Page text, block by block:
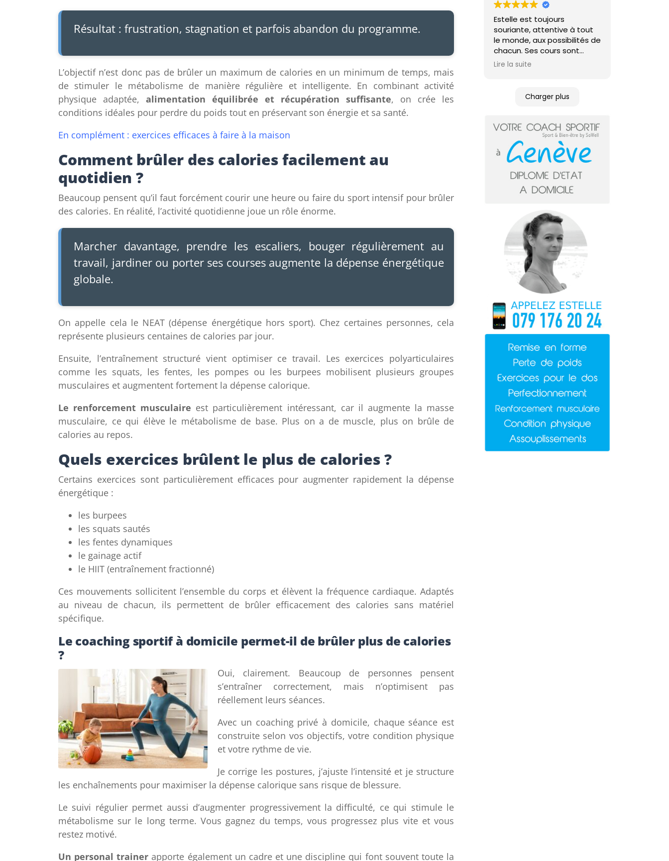
Résultat : frustration, stagnation et parfois abandon du programme.
L’objectif n’est donc pas de brûler un maximum de calories en un minimum de temps, mais
de stimuler le métabolisme de manière régulière et intelligente. En combinant activité
physique adaptée, alimentation équilibrée et récupération suffisante, on crée les
conditions idéales pour perdre du poids tout en préservant son énergie et sa santé.
En complément : exercices efficaces à faire à la maison
Comment brûler des calories facilement au
quotidien ?
Beaucoup pensent qu’il faut forcément courir une heure ou faire du sport intensif pour brûler
des calories. En réalité, l’activité quotidienne joue un rôle énorme.
Marcher davantage, prendre les escaliers, bouger régulièrement au
travail, jardiner ou porter ses courses augmente la dépense énergétique
globale.
On appelle cela le NEAT (dépense énergétique hors sport). Chez certaines personnes, cela
représente plusieurs centaines de calories par jour.
Ensuite, l’entraînement structuré vient optimiser ce travail. Les exercices polyarticulaires
comme les squats, les fentes, les pompes ou les burpees mobilisent plusieurs groupes
musculaires et augmentent fortement la dépense calorique.
Le renforcement musculaire est particulièrement intéressant, car il augmente la masse
musculaire, ce qui élève le métabolisme de base. Plus on a de muscle, plus on brûle de
calories au repos.
Quels exercices brûlent le plus de calories ?
Certains exercices sont particulièrement efficaces pour augmenter rapidement la dépense
énergétique :
les burpees
les squats sautés
les fentes dynamiques
le gainage actif
le HIIT (entraînement fractionné)
Ces mouvements sollicitent l’ensemble du corps et élèvent la fréquence cardiaque. Adaptés
au niveau de chacun, ils permettent de brûler efficacement des calories sans matériel
spécifique.
Le coaching sportif à domicile permet-il de brûler plus de calories
?
Oui, clairement. Beaucoup de personnes pensent
s’entraîner correctement, mais n’optimisent pas
réellement leurs séances.
Avec un coaching privé à domicile, chaque séance est
construite selon vos objectifs, votre condition physique
et votre rythme de vie.
Je corrige les postures, j’ajuste l’intensité et je structure
les enchaînements pour maximiser la dépense calorique sans risque de blessure.
Le suivi régulier permet aussi d’augmenter progressivement la difficulté, ce qui stimule le
métabolisme sur le long terme. Vous gagnez du temps, vous progressez plus vite et vous
restez motivé.
Un personal trainer apporte également un cadre et une discipline qui font souvent toute la
Estelle est toujours
souriante, attentive à tout
le monde, aux possibilités de
chacun. Ses cours sont
variés.
Lire la suite
Charger plus